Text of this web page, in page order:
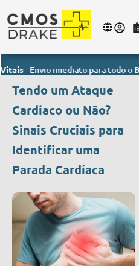
imediato para todo o Brasil.
Tendo um Ataque
Cardíaco ou Não?
Sinais Cruciais para
Identificar uma
Parada Cardíaca